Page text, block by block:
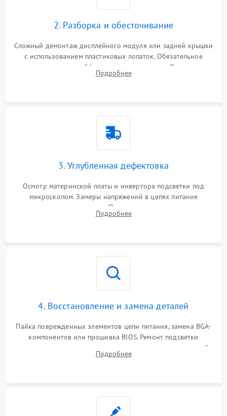
Повреждение внутренних проводов
Механические повреждения
Поломка батареи (если
Неисправность тачпада
1500 ₽ Подробнее →
1000 ₽
Неисправность BIOS 1500 ₽ Подробнее →
2. Разборка и обесточивание
Сложный демонтаж дисплейного модуля или задней крышки
с использованием пластиковых лопаток. Обязательное
отключение шлейфов матрицы и питания. Очистка
массивной системы охлаждения от скопившейся пыли.
Подробнее
3. Углубленная дефектовка
Осмотр материнской платы и инвертора подсветки под
микроскопом. Замеры напряжений в цепях питания
процессора и видеокарты. Проверка состояния жесткого
диска и оперативной памяти с помощью POST-карт и
Подробнее
4. Восстановление и замена деталей
Пайка поврежденных элементов цепи питания, замена BGA-
компонентов или прошивка BIOS. Ремонт подсветки
матрицы, замена неисправного накопителя на скоростной
SSD или установка новых модулей памяти.
Подробнее